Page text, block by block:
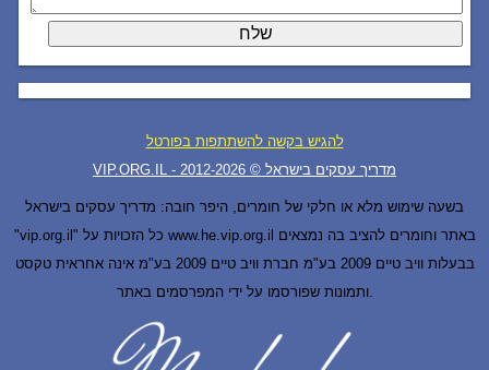
להגיש בקשה להשתתפות בפורטל
VIP.ORG.IL - מדריך עסקים בישראל © 2012- 2026
בשעה שימוש מלא או חלקי של חומרים, היפר חובה: מדריך עסקים בישראל
"vip.org.il" כל הזכויות על www.he.vip.org.il באתר וחומרים להציב בה נמצאים
בבעלות וויב טיים 2009 בע"מ חברת וויב טיים 2009 בע"מ אינה אחראית טקסט
ותמונות שפורסמו על ידי המפרסמים באתר.